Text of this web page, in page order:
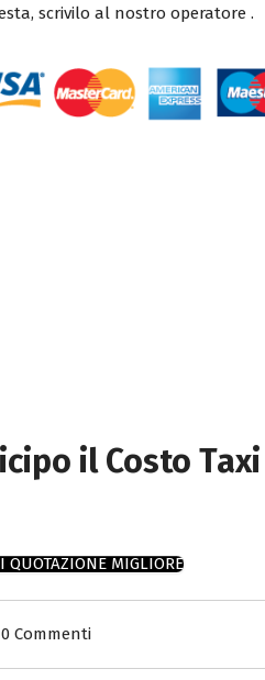
scrivilo al nostro operatore .
il Costo
QUOTAZIONE MIGLIORE
0 Commenti